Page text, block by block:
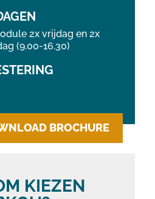
2x vrijdag en 2x
(9.00-16.30)
BROCHURE
KIEZEN